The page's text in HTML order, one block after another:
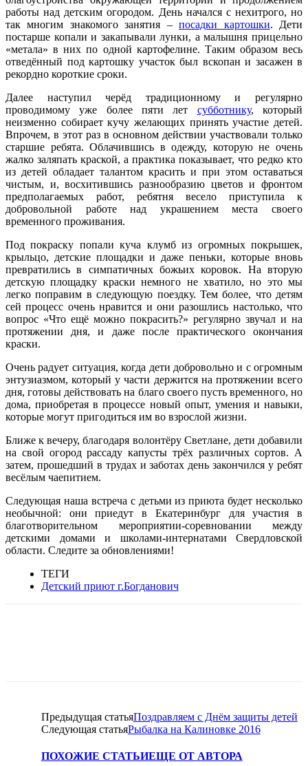
работы над детским огородом. День начался с нехитрого, но
так многим знакомого занятия –посадки картошки. Дети
постарше копали и закапывали лунки, а малышня прицельно
«метала» в них по одной картофелине. Таким образом весь
отведённый под картошку участок был вскопан и засажен в
рекордно короткие сроки.
Далее наступил черёд традиционному и регулярно
проводимому уже более пяти лет субботнику, который
неизменно собирает кучу желающих принять участие детей.
Впрочем, в этот раз в основном действии участвовали только
старшие ребята. Облачившись в одежду, которую не очень
жалко заляпать краской, а практика показывает, что редко кто
из детей обладает талантом красить и при этом оставаться
чистым, и, восхитившись разнообразию цветов и фронтом
предполагаемых работ, ребятня весело приступила к
добровольной работе над украшением места своего
временного проживания.
Под покраску попали куча клумб из огромных покрышек,
крыльцо, детские площадки и даже пеньки, которые вновь
превратились в симпатичных божьих коровок. На вторую
детскую площадку краски немного не хватило, но это мы
легко поправим в следующую поездку. Тем более, что детям
сей процесс очень нравится и они разошлись настолько, что
вопрос «Что ещё можно покрасить?» регулярно звучал и на
протяжении дня, и даже после практического окончания
краски.
Очень радует ситуация, когда дети добровольно и с огромным
энтузиазмом, который у части держится на протяжении всего
дня, готовы действовать на благо своего пусть временного, но
дома, приобретая в процессе новый опыт, умения и навыки,
которые могут пригодиться им во взрослой жизни.
Ближе к вечеру, благодаря волонтёру Светлане, дети добавили
на свой огород рассаду капусты трёх различных сортов. А
затем, прошедший в трудах и заботах день закончился у ребят
весёлым чаепитием.
Следующая наша встреча с детьми из приюта будет несколько
необычной: они приедут в Екатеринбург для участия в
благотворительном мероприятии-соревновании между
детскими домами и школами-интернатами Свердловской
области. Следите за обновлениями!
ТЕГИ
Детский приют г.Богданович
Предыдущая статьяПоздравляем с Днём защиты детей
Следующая статьяРыбалка на Калиновке 2016
ПОХОЖИЕ СТАТЬИЕЩЕ ОТ АВТОРА